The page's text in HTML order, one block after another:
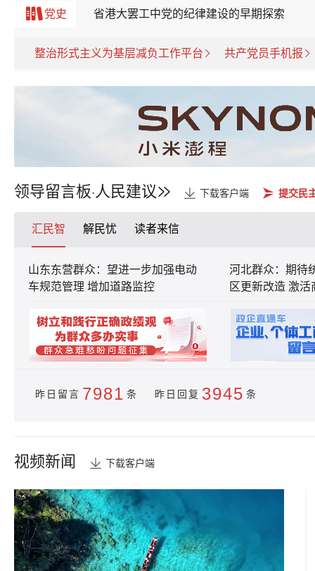
党史 省港大罢工中党的纪律建设的早期探索
整治形式主义为基层减负工作平台 共产党员手机报
领导留言板·人民建议 下载客户端 提交民
汇民智 解民忧 读者来信
山东东营群众：望进一步加强电动
车规范管理 增加道路监控
河北群众：期待
区更新改造 激活
昨日留言 7981 条 昨日回复 3945 条
视频新闻 下载客户端